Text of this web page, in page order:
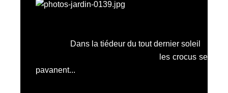
Dans la tiédeur du tout dernier soleil
les crocus se
pavanent...